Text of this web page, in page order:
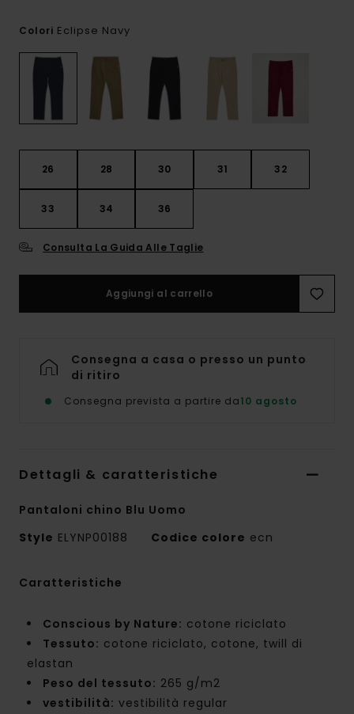
Colori Eclipse Navy
26 28 30 31 32
33 34 36
Consulta La Guida Alle Taglie
Aggiungi al carrello
Consegna a casa o presso un punto
di ritiro
Consegna prevista a partire da10 agosto
Dettagli & caratteristiche
Pantaloni chino Blu Uomo
Style ELYNP00188 Codice colore ecn
Caratteristiche
Conscious by Nature: cotone riciclato
Tessuto: cotone riciclato, cotone, twill di
elastan
Peso del tessuto: 265 g/m2
vestibilità: vestibilità regular